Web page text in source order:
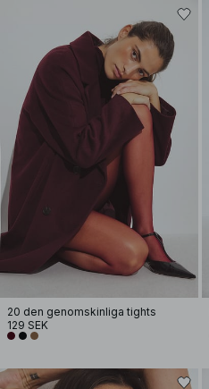
20 den genomskinliga tights
129 SEK